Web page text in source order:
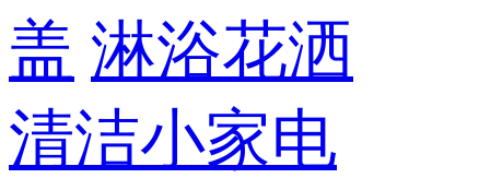
盖 淋浴花洒
清洁小家电